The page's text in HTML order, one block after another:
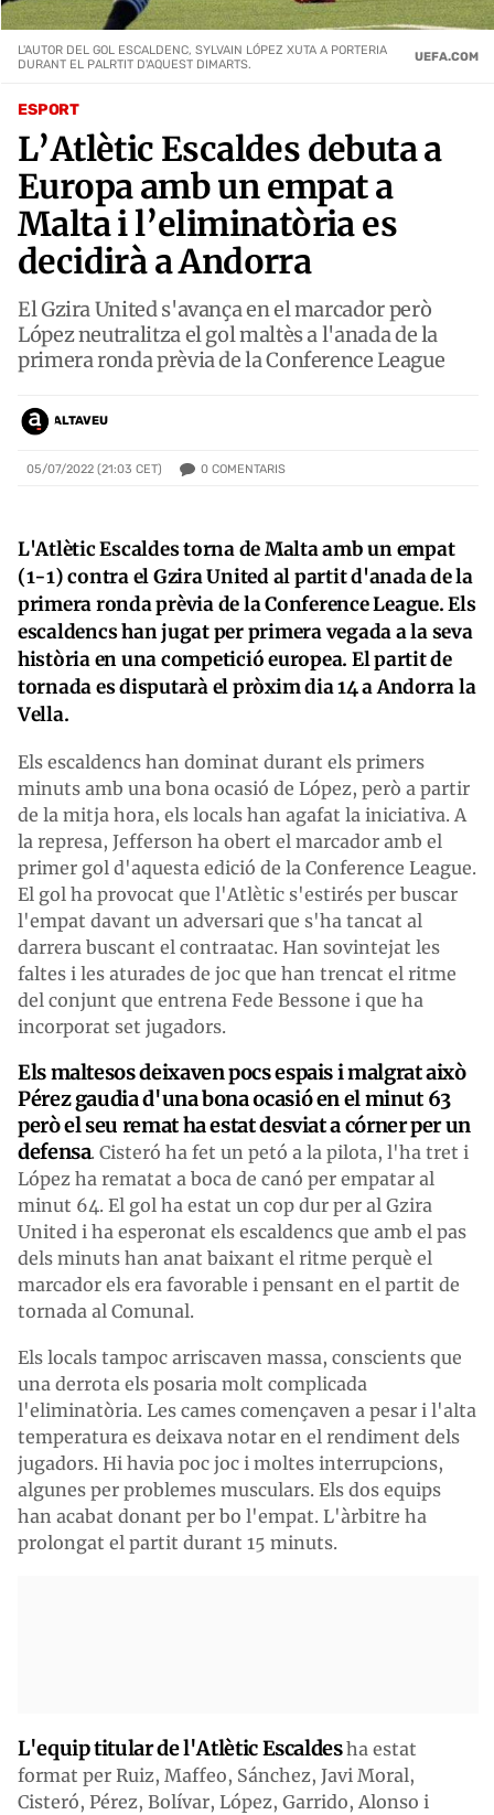
ESPORT
L’Atlètic Escaldes debuta a
Europa amb un empat a
Malta i l’eliminatòria es
decidirà a Andorra
El Gzira United s'avança en el marcador però
López neutralitza el gol maltès a l'anada de la
primera ronda prèvia de la Conference League
ALTAVEU
05/07/2022 (21:03 CET) 0 COMENTARIS
L'AUTOR DEL GOL ESCALDENC, SYLVAIN LÓPEZ XUTA A PORTERIA
DURANT EL PALRTIT D'AQUEST DIMARTS.
UEFA.COM
L'Atlètic Escaldes torna de Malta amb un empat
(1-1) contra el Gzira United al partit d'anada de la
primera ronda prèvia de la Conference League. Els
escaldencs han jugat per primera vegada a la seva
història en una competició europea. El partit de
tornada es disputarà el pròxim dia 14 a Andorra la
Vella.
Els escaldencs han dominat durant els primers
minuts amb una bona ocasió de López, però a partir
de la mitja hora, els locals han agafat la iniciativa. A
la represa, Jefferson ha obert el marcador amb el
primer gol d'aquesta edició de la Conference League.
El gol ha provocat que l'Atlètic s'estirés per buscar
l'empat davant un adversari que s'ha tancat al
darrera buscant el contraatac. Han sovintejat les
faltes i les aturades de joc que han trencat el ritme
del conjunt que entrena Fede Bessone i que ha
incorporat set jugadors.
Els maltesos deixaven pocs espais i malgrat això
Pérez gaudia d'una bona ocasió en el minut 63
però el seu remat ha estat desviat a córner per un
defensa. Cisteró ha fet un petó a la pilota, l'ha tret i
López ha rematat a boca de canó per empatar al
minut 64. El gol ha estat un cop dur per al Gzira
United i ha esperonat els escaldencs que amb el pas
dels minuts han anat baixant el ritme perquè el
marcador els era favorable i pensant en el partit de
tornada al Comunal.
Els locals tampoc arriscaven massa, conscients que
una derrota els posaria molt complicada
l'eliminatòria. Les cames començaven a pesar i l'alta
temperatura es deixava notar en el rendiment dels
jugadors. Hi havia poc joc i moltes interrupcions,
algunes per problemes musculars. Els dos equips
han acabat donant per bo l'empat. L'àrbitre ha
prolongat el partit durant 15 minuts.
L'equip titular de l'Atlètic Escaldesha estat
format per Ruiz, Maffeo, Sánchez, Javi Moral,
Cisteró, Pérez, Bolívar, López, Garrido, Alonso i